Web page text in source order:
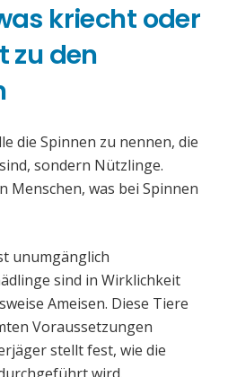
kriecht oder
zu den
die Spinnen zu nennen, die
sondern Nützlinge.
Menschen, was bei Spinnen
unumgänglich
sind in Wirklichkeit
Ameisen. Diese Tiere
Voraussetzungen
stellt fest, wie die